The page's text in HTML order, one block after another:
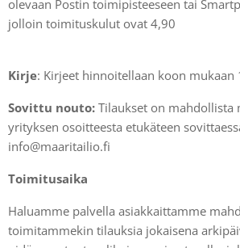
olevaan Postin toimipisteeseen tai
jolloin toimituskulut ovat 4,90
Kirje: Kirjeet hinnoitellaan koon mukaan
Sovittu nouto: Tilaukset on mahdollista
yrityksen osoitteesta etukäteen
info@maaritailio.fi
Toimitusaika
Haluamme palvella asiakkaittamme
toimitammekin tilauksia jokaisena